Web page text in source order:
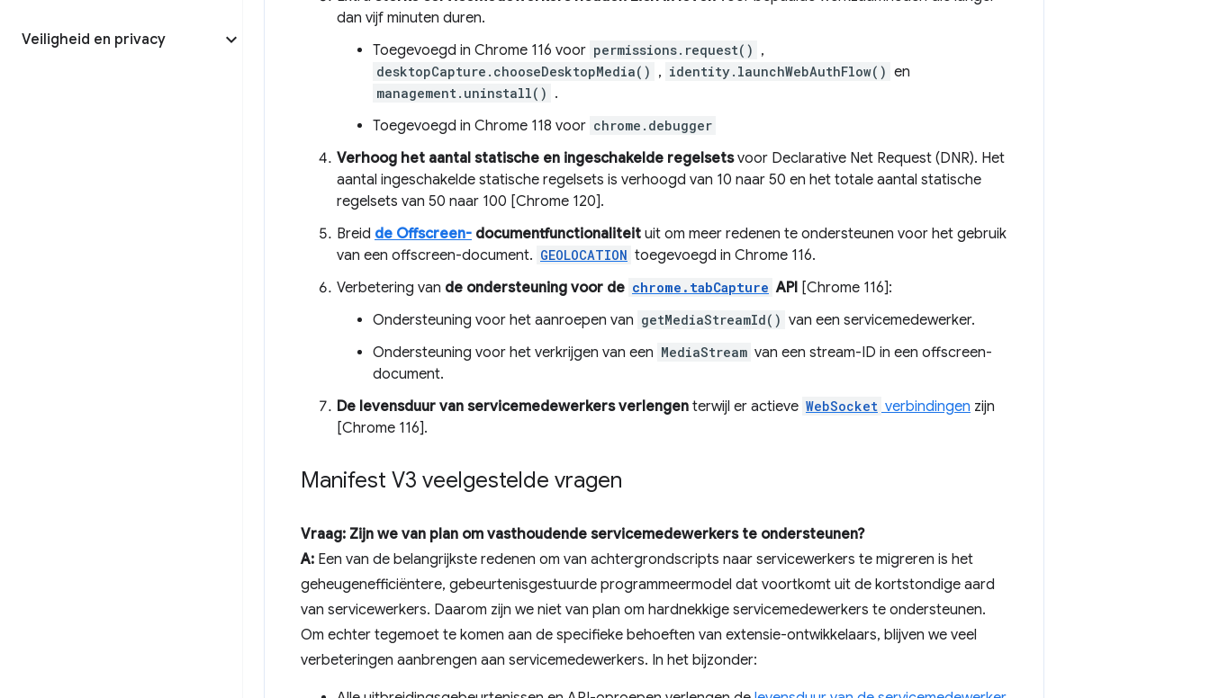
Veiligheid en privacy
dan vijf minuten duren.
Toegevoegd in Chrome 116 voor permissions.request() ,
desktopCapture.chooseDesktopMedia() , identity.launchWebAuthFlow() en
management.uninstall() .
Toegevoegd in Chrome 118 voor chrome.debugger
Verhoog het aantal statische en ingeschakelde regelsetsvoor Declarative Net Request (DNR). Het
aantal ingeschakelde statische regelsets is verhoogd van 10 naar 50 en het totale aantal statische
regelsets van 50 naar 100 [Chrome 120].
Breid de Offscreen- documentfunctionaliteit uit om meer redenen te ondersteunen voor het gebruik
van een offscreen-document. GEOLOCATION toegevoegd in Chrome 116.
Verbetering van de ondersteuning voor de chrome.tabCapture API [Chrome 116]:
Ondersteuning voor het aanroepen van getMediaStreamId() van een servicemedewerker.
Ondersteuning voor het verkrijgen van een MediaStream van een stream-ID in een offscreen-
document.
De levensduur van servicemedewerkers verlengen terwijl er actieve WebSocket verbindingen zijn
[Chrome 116].
Manifest V3 veelgestelde vragen
Vraag: Zijn we van plan om vasthoudende servicemedewerkers te ondersteunen?
A: Een van de belangrijkste redenen om van achtergrondscripts naar servicewerkers te migreren is het
geheugenefficiëntere, gebeurtenisgestuurde programmeermodel dat voortkomt uit de kortstondige aard
van servicewerkers. Daarom zijn we niet van plan om hardnekkige servicemedewerkers te ondersteunen.
Om echter tegemoet te komen aan de specifieke behoeften van extensie-ontwikkelaars, blijven we veel
verbeteringen aanbrengen aan servicemedewerkers. In het bijzonder: